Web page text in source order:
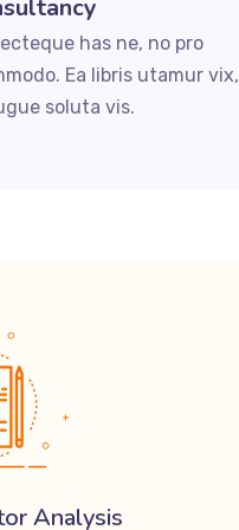
has ne, no pro
Ea libris utamur vix,
soluta vis.
Analysis